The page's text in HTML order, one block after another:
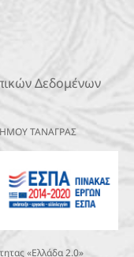
Δεδομένων
ΤΑΝΑΓΡΑΣ
«Ελλάδα 2.0»